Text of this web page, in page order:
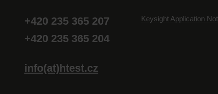
+420 235 365 207
+420 235 365 204
info(at)htest.cz
Keysight Application